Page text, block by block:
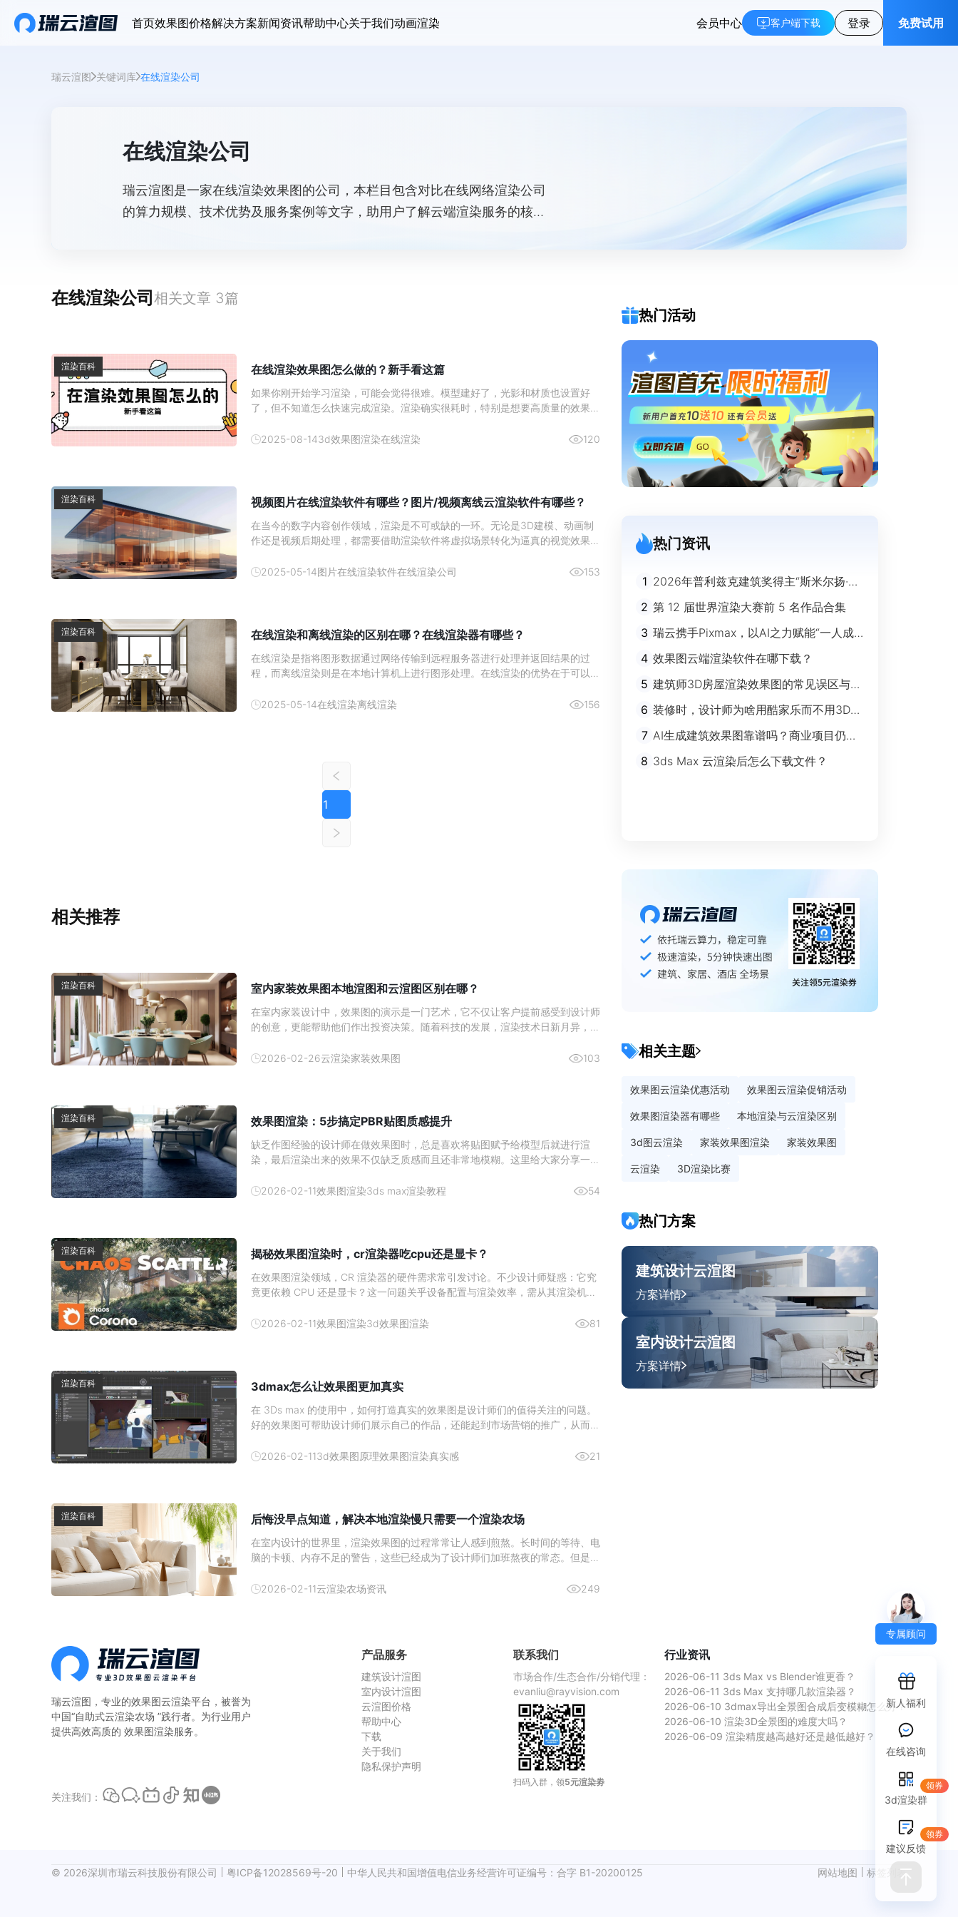
首页效果图价格解决方案新闻资讯帮助中心关于我们动画渲染 会员中心 客户端下载 登录 免费试用
瑞云渲图 关键词库 在线渲染公司
在线渲染公司
瑞云渲图是一家在线渲染效果图的公司，本栏目包含对比在线网络渲染公司
的算力规模、技术优势及服务案例等文字，助用户了解云端渲染服务的核心
在线渲染公司 相关文章 3篇
渲染百科 在线渲染效果图怎么做的？新手看这篇
如果你刚开始学习渲染，可能会觉得很难。模型建好了，光影和材质也设置好
了，但不知道怎么快速完成渲染。渲染确实很耗时，特别是想要高质量的效果图
时进行渲染，这样可以大大加快渲染速度，帮助你更快地完成工作。
2025-08-143d效果图渲染在线渲染 120
渲染百科 视频图片在线渲染软件有哪些？图片/视频离线云渲染软件有哪些？
在当今的数字内容创作领域，渲染是不可或缺的一环。无论是3D建模、动画制
作还是视频后期处理，都需要借助渲染软件将虚拟场景转化为逼真的视觉效果。
以满足用户对高效、便捷和经济实惠的渲染需求。本文将从一位拥有30年渲染
2025-05-14图片在线渲染软件在线渲染公司 153
渲染百科 在线渲染和离线渲染的区别在哪？在线渲染器有哪些？
在线渲染是指将图形数据通过网络传输到远程服务器进行处理并返回结果的过
程，而离线渲染则是在本地计算机上进行图形处理。在线渲染的优势在于可以利
一些对网络延迟敏感的任务。本文直接介绍在线渲染和离线渲染的区别以及盘点
2025-05-14在线渲染离线渲染 156
1
相关推荐
渲染百科 室内家装效果图本地渲图和云渲图区别在哪？
在室内家装设计中，效果图的演示是一门艺术，它不仅让客户提前感受到设计师
的创意，更能帮助他们作出投资决策。随着科技的发展，渲染技术日新月异，室
方式逐渐成为了设计师们的热门选择。本文将深入分析这两种渲染方式的区别，
2026-02-26云渲染家装效果图 103
渲染百科 效果图渲染：5步搞定PBR贴图质感提升
缺乏作图经验的设计师在做效果图时，总是喜欢将贴图赋予给模型后就进行渲
染，最后渲染出来的效果不仅缺乏质感而且还非常地模糊。这里给大家分享一个
图质感提升技巧1、 首先将准备好的贴图拖入贴图生成器中。2、 然后再点击上
2026-02-11效果图渲染3ds max渲染教程 54
渲染百科 揭秘效果图渲染时，cr渲染器吃cpu还是显卡？
在效果图渲染领域，CR 渲染器的硬件需求常引发讨论。不少设计师疑惑：它究
竟更依赖 CPU 还是显卡？这一问题关乎设备配置与渲染效率，需从其渲染机制
加速对于使用 CR 渲染器的设计师而言，硬件投入的优先级一直是关键问题。核
2026-02-11效果图渲染3d效果图渲染 81
渲染百科 3dmax怎么让效果图更加真实
在 3Ds max 的使用中，如何打造真实的效果图是设计师们的值得关注的问题。
好的效果图可帮助设计师们展示自己的作品，还能起到市场营销的推广，从而激
吧。1、 材质与纹理的雕琢材质类型：依据物体特性选材质，如金属用“金属”明
2026-02-113d效果图原理效果图渲染真实感 21
渲染百科 后悔没早点知道，解决本地渲染慢只需要一个渲染农场
在室内设计的世界里，渲染效果图的过程常常让人感到煎熬。长时间的等待、电
脑的卡顿、内存不足的警告，这些已经成为了设计师们加班熬夜的常态。但是，
云渲染农场——瑞云渲图，它不仅解决了本地渲染慢的问题，而且价格还非常划
2026-02-11云渲染农场资讯 249
热门活动
热门资讯
1 2026年普利兹克建筑奖得主“斯米尔扬·拉
迪奇”经典作品欣赏
2 第 12 届世界渲染大赛前 5 名作品合集
3 瑞云携手Pixmax，以AI之力赋能“一人成
4 效果图云端渲染软件在哪下载？
5 建筑师3D房屋渲染效果图的常见误区与规
避指南
6 装修时，设计师为啥用酷家乐而不用3Ds
max？
7 AI生成建筑效果图靠谱吗？商业项目仍离
不开传统渲染
8 3ds Max 云渲染后怎么下载文件？
相关主题
效果图云渲染优惠活动 效果图云渲染促销活动
效果图渲染器有哪些 本地渲染与云渲染区别
3d图云渲染 家装效果图渲染 家装效果图
云渲染 3D渲染比赛
热门方案
建筑设计云渲图
方案详情
室内设计云渲图
方案详情
瑞云渲图，专业的效果图云渲染平台 ，被誉为
中国“自助式云渲染农场 ”践行者。为行业用户
提供高效高质的 效果图渲染服务。
关注我们：
产品服务
建筑设计渲图
室内设计渲图
云渲图价格
帮助中心
下载
关于我们
隐私保护声明
联系我们
市场合作/生态合作/分销代理：
evanliu@rayvision.com
扫码入群，领5元渲染劵
行业资讯
2026-06-11 3ds Max vs Blender谁更香？
2026-06-11 3ds Max 支持哪几款渲染器？
2026-06-10 3dmax导出全景图合成后变模糊怎么办？
2026-06-10 渲染3D全景图的难度大吗？
2026-06-09 渲染精度越高越好还是越低越好？
© 2026深圳市瑞云科技股份有限公司 粤ICP备12028569号-20 中华人民共和国增值电信业务经营许可证编号：合字 B1-20200125 网站地图 标签列表
专属顾问
新人福利
在线咨询
3d渲染群
领券
建议反馈
领券